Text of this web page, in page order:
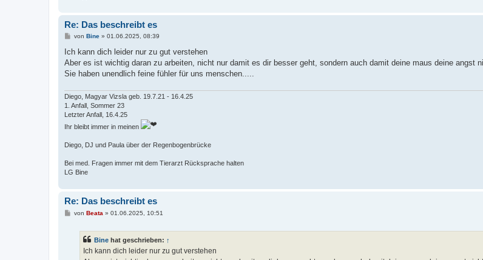
Re: Das beschreibt es
B
i
r
a
von Bine» 01.06.2025, 08:39
Ich kann dich leider nur zu gut verstehen
Aber es ist wichtig daran zu arbeiten, nicht nur damit es dir besser geht, sondern auch damit deine maus deine angst
Sie haben unendlich feine fühler für uns menschen.....
Diego, Magyar Vizsla geb. 19.7.21 - 16.4.25
1. Anfall, Sommer 23
Letzter Anfall, 16.4.25
Ihr bleibt immer in meinen
Diego, DJ und Paula über der Regenbogenbrücke
Bei med. Fragen immer mit dem Tierarzt Rücksprache halten
LG Bine
Re: Das beschreibt es
Bvon Beata » 01.06.2025, 10:51
Bine hat geschrieben: ↑
Ich kann dich leider nur zu gut verstehen